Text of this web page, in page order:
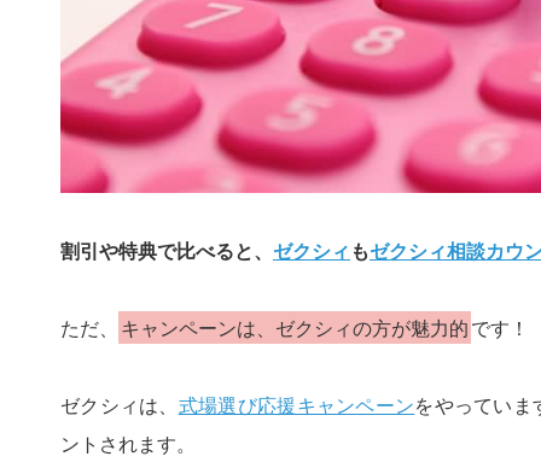
割引や特典で比べると、 ゼクシィ もゼクシィ相談カウ
ただ、 キャンペーンは、ゼクシィの方が魅力的です！
ゼクシィは、 式場選び応援キャンペーンをやってい
ントされます。